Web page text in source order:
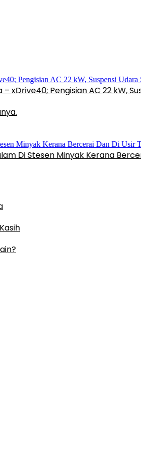
xDrive40; Pengisian AC 22 kW,
Di Stesen Minyak Kerana